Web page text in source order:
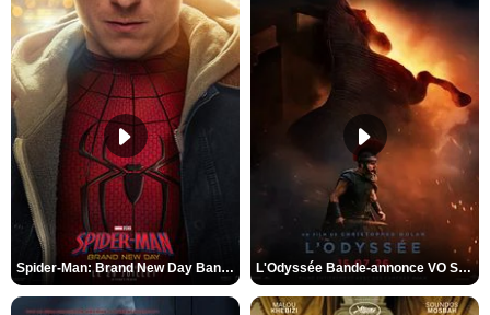
Spider-Man: Brand New Day Bande-annonce VO STFR L'Odyssée Bande-annonce VO STFR